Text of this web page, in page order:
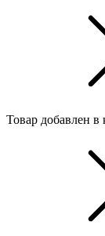
Товар добавлен в